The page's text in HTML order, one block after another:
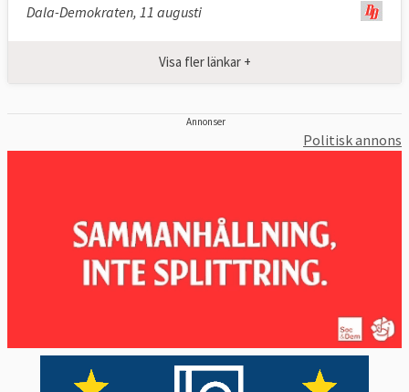
Dala-Demokraten, 11 augusti
Visa fler länkar +
Annonser
Politisk annons